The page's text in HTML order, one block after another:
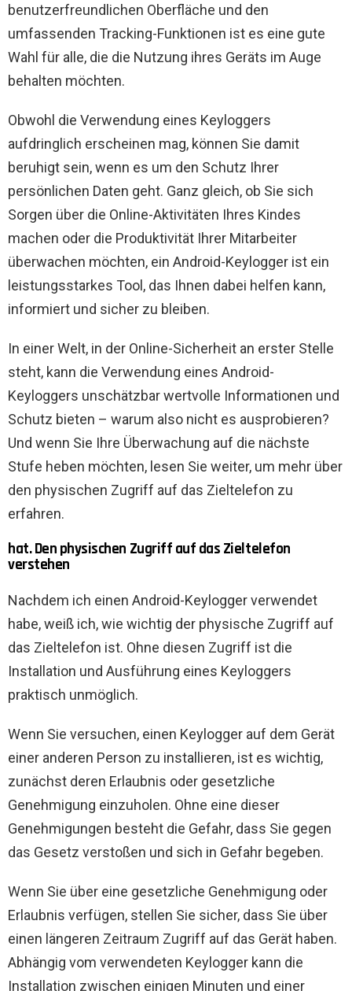
benutzerfreundlichen Oberfläche und den
umfassenden Tracking-Funktionen ist es eine gute
Wahl für alle, die die Nutzung ihres Geräts im Auge
behalten möchten.
Obwohl die Verwendung eines Keyloggers
aufdringlich erscheinen mag, können Sie damit
beruhigt sein, wenn es um den Schutz Ihrer
persönlichen Daten geht. Ganz gleich, ob Sie sich
Sorgen über die Online-Aktivitäten Ihres Kindes
machen oder die Produktivität Ihrer Mitarbeiter
überwachen möchten, ein Android-Keylogger ist ein
leistungsstarkes Tool, das Ihnen dabei helfen kann,
informiert und sicher zu bleiben.
In einer Welt, in der Online-Sicherheit an erster Stelle
steht, kann die Verwendung eines Android-
Keyloggers unschätzbar wertvolle Informationen und
Schutz bieten – warum also nicht es ausprobieren?
Und wenn Sie Ihre Überwachung auf die nächste
Stufe heben möchten, lesen Sie weiter, um mehr über
den physischen Zugriff auf das Zieltelefon zu
erfahren.
hat. Den physischen Zugriff auf das Zieltelefon
verstehen
Nachdem ich einen Android-Keylogger verwendet
habe, weiß ich, wie wichtig der physische Zugriff auf
das Zieltelefon ist. Ohne diesen Zugriff ist die
Installation und Ausführung eines Keyloggers
praktisch unmöglich.
Wenn Sie versuchen, einen Keylogger auf dem Gerät
einer anderen Person zu installieren, ist es wichtig,
zunächst deren Erlaubnis oder gesetzliche
Genehmigung einzuholen. Ohne eine dieser
Genehmigungen besteht die Gefahr, dass Sie gegen
das Gesetz verstoßen und sich in Gefahr begeben.
Wenn Sie über eine gesetzliche Genehmigung oder
Erlaubnis verfügen, stellen Sie sicher, dass Sie über
einen längeren Zeitraum Zugriff auf das Gerät haben.
Abhängig vom verwendeten Keylogger kann die
Installation zwischen einigen Minuten und einer